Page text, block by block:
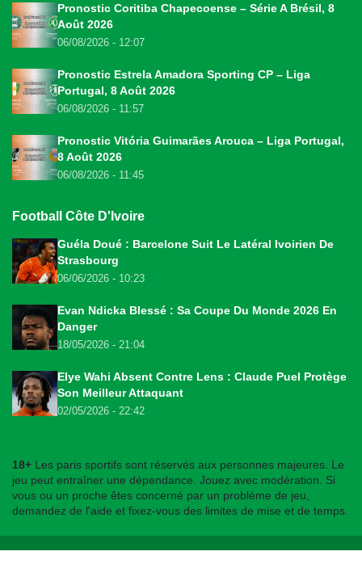
Pronostic Coritiba Chapecoense – Série A Brésil, 8
Août 2026
06/08/2026 - 12:07
Pronostic Estrela Amadora Sporting CP – Liga
Portugal, 8 Août 2026
06/08/2026 - 11:57
Pronostic Vitória Guimarães Arouca – Liga Portugal,
8 Août 2026
06/08/2026 - 11:45
Football Côte D'Ivoire
Guéla Doué : Barcelone Suit Le Latéral Ivoirien De
Strasbourg
06/06/2026 - 10:23
Evan Ndicka Blessé : Sa Coupe Du Monde 2026 En
Danger
18/05/2026 - 21:04
Elye Wahi Absent Contre Lens : Claude Puel Protège
Son Meilleur Attaquant
02/05/2026 - 22:42
18+ Les paris sportifs sont réservés aux personnes majeures. Le
jeu peut entraîner une dépendance. Jouez avec modération. Si
vous ou un proche êtes concerné par un problème de jeu,
demandez de l'aide et fixez-vous des limites de mise et de temps.